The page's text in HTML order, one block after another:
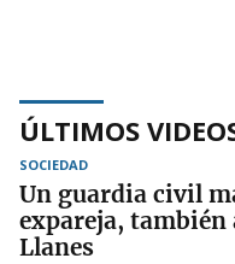
ÚLTIMOS
SOCIEDAD
Un guardia civil
expareja, también
Llanes